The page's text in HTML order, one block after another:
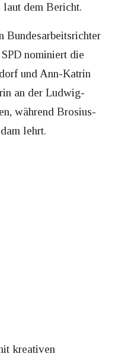
laut dem Bericht.
Bundesarbeitsrichter
nominiert die
und Ann-Katrin
an der Ludwig-
während Brosius-
lehrt.
kreativen